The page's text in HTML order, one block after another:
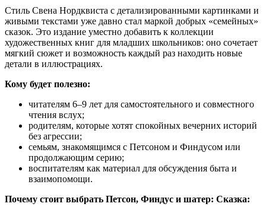
Стиль Свена Нордквиста с детализированными картинками и
живыми текстами уже давно стал маркой добрых «семейных»
сказок. Это издание уместно добавить к коллекции
художественных книг для младших школьников: оно сочетает
мягкий сюжет и возможность каждый раз находить новые
детали в иллюстрациях.
Кому будет полезно:
читателям 6–9 лет для самостоятельного и совместного
чтения вслух;
родителям, которые хотят спокойных вечерних историй
без агрессии;
семьям, знакомящимся с Петсоном и Финдусом или
продолжающим серию;
воспитателям как материал для обсуждения быта и
взаимопомощи.
Почему стоит выбрать Петсон, Финдус и шатер: Сказка: